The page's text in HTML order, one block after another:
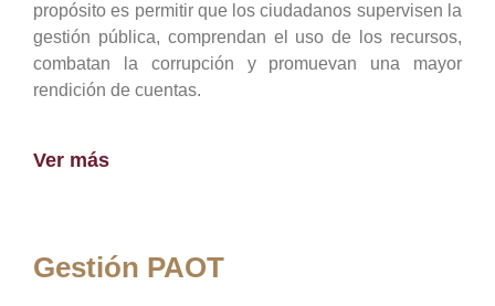
propósito es permitir que los ciudadanos supervisen la
gestión pública, comprendan el uso de los recursos,
combatan la corrupción y promuevan una mayor
rendición de cuentas.
Ver más
Gestión PAOT